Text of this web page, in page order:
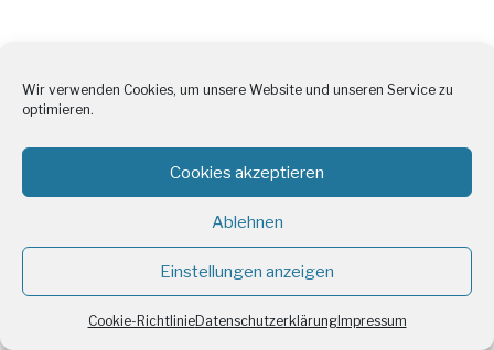
Wir verwenden Cookies, um unsere Website und unseren Service zu
optimieren.
Cookies akzeptieren
Ablehnen
Einstellungen anzeigen
Cookie-RichtlinieDatenschutzerklärungImpressum